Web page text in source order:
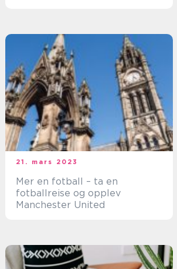
21. mars 2023
Mer en fotball – ta en
fotballreise og opplev
Manchester United